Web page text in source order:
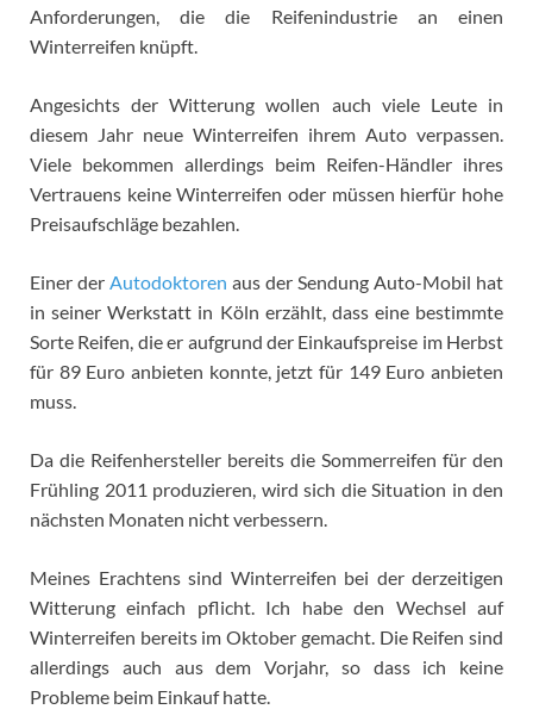
Anforderungen, die die Reifenindustrie an einen
Winterreifen knüpft.
Angesichts der Witterung wollen auch viele Leute in
diesem Jahr neue Winterreifen ihrem Auto verpassen.
Viele bekommen allerdings beim Reifen-Händler ihres
Vertrauens keine Winterreifen oder müssen hierfür hohe
Preisaufschläge bezahlen.
Einer der Autodoktoren aus der Sendung Auto-Mobil hat
in seiner Werkstatt in Köln erzählt, dass eine bestimmte
Sorte Reifen, die er aufgrund der Einkaufspreise im Herbst
für 89 Euro anbieten konnte, jetzt für 149 Euro anbieten
muss.
Da die Reifenhersteller bereits die Sommerreifen für den
Frühling 2011 produzieren, wird sich die Situation in den
nächsten Monaten nicht verbessern.
Meines Erachtens sind Winterreifen bei der derzeitigen
Witterung einfach pflicht. Ich habe den Wechsel auf
Winterreifen bereits im Oktober gemacht. Die Reifen sind
allerdings auch aus dem Vorjahr, so dass ich keine
Probleme beim Einkauf hatte.